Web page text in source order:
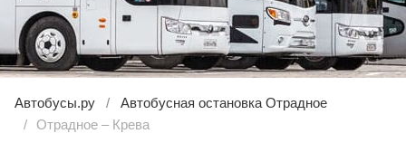
Автобусы.ру
Автобусная остановка Отрадное
Отрадное – Крева